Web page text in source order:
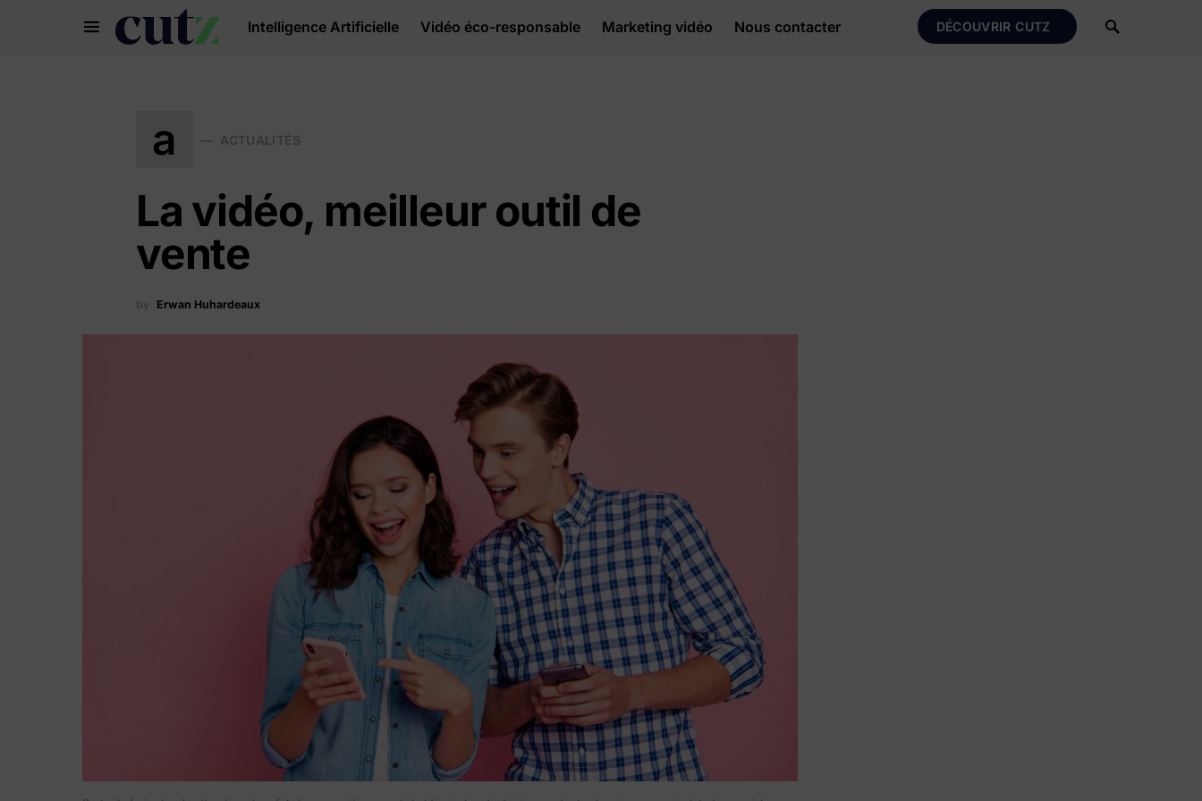
Intelligence Artificielle Vidéo éco-responsable Marketing vidéo Nous contacter DÉCOUVRIR CUTZ
Search for:
a ACTUALITÉS
La vidéo, meilleur outil de
vente
by Erwan Huhardeaux